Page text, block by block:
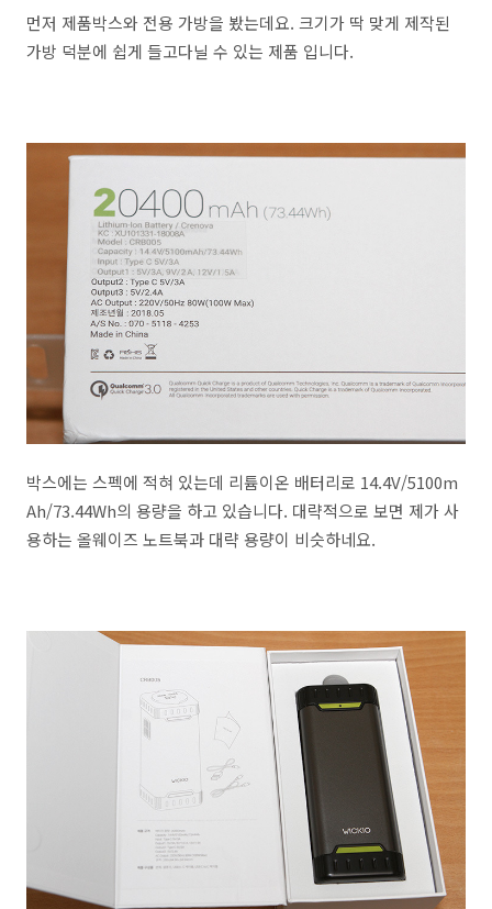
먼저 제품박스와 전용 가방을 봤는데요. 크기가 딱 맞게 제작된
가방 덕분에 쉽게 들고다닐 수 있는 제품 입니다.
박스에는 스펙에 적혀 있는데 리튬이온 배터리로 14.4V/5100m
Ah/73.44Wh의 용량을 하고 있습니다. 대략적으로 보면 제가 사
용하는 올웨이즈 노트북과 대략 용량이 비슷하네요.